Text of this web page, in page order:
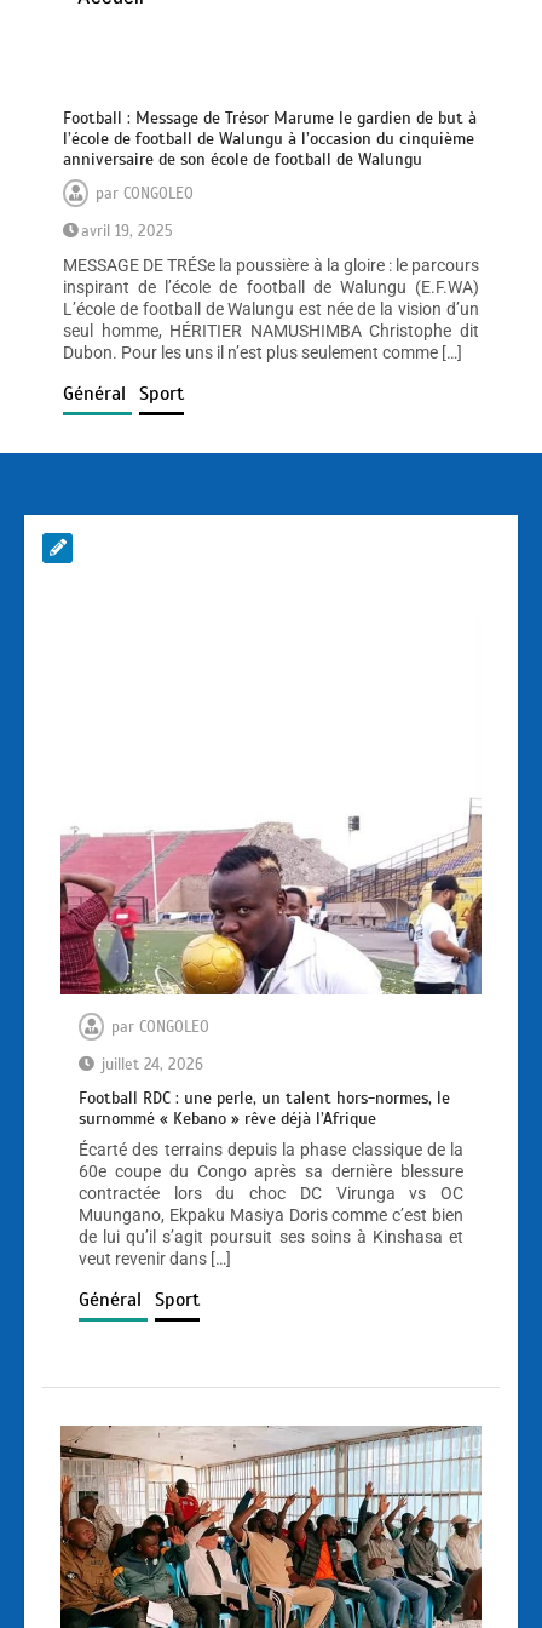
Football : Message de Trésor Marume le gardien de but à
l’école de football de Walungu à l’occasion du cinquième
anniversaire de son école de football de Walungu
parCONGOLEO
avril 19, 2025
MESSAGE DE TRÉSe la poussière à la gloire : le parcours
inspirant de l’école de football de Walungu (E.F.WA)
L’école de football de Walungu est née de la vision d’un
seul homme, HÉRITIER NAMUSHIMBA Christophe dit
Dubon. Pour les uns il n’est plus seulement comme […]
Général Sport
par CONGOLEO
juillet 24, 2026
Football RDC : une perle, un talent hors-normes, le
surnommé « Kebano » rêve déjà l’Afrique
Écarté des terrains depuis la phase classique de la
60e coupe du Congo après sa dernière blessure
contractée lors du choc DC Virunga vs OC
Muungano, Ekpaku Masiya Doris comme c’est bien
de lui qu’il s’agit poursuit ses soins à Kinshasa et
veut revenir dans […]
Général Sport